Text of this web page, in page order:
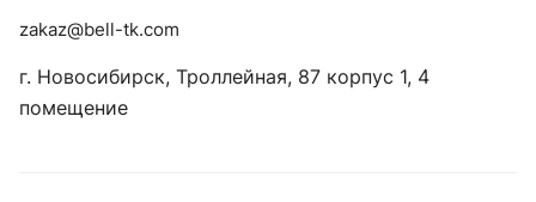
zakaz@bell-tk.com
г. Новосибирск, ​Троллейная, 87 корпус 1, 4
помещение